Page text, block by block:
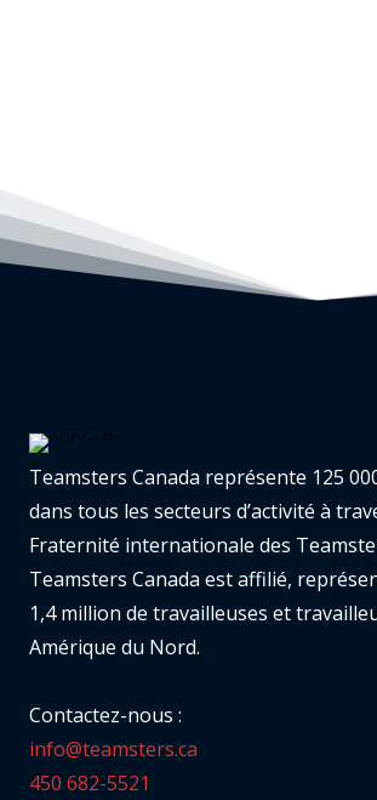
Teamsters Canada représente 125
dans tous les secteurs d’activité à
Fraternité internationale des
Teamsters Canada est affilié,
1,4 million de travailleuses et
Amérique du Nord.
Contactez-nous :
info@teamsters.ca
450 682-5521